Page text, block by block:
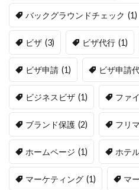
バックグラウンドチェック (1)
ビザ (3) ビザ代行 (1)
ビザ申請 (1) ビザ申請
ビジネスビザ (1) ファ
ブランド保護 (2) フリ
ホームページ (1) ホテ
マーケティング (1) マ